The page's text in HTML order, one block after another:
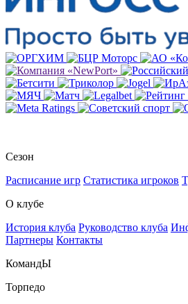
Сезон
Расписание игр Статистика игроков
О клубе
История клуба Руководство клуба
Партнеры Контакты
КомандЫ
Торпедо